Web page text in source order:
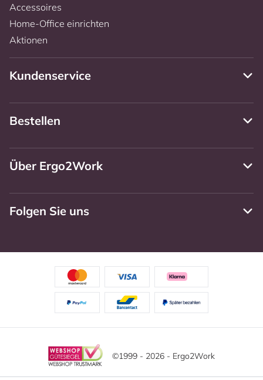
Accessoires
Home-Office einrichten
Aktionen
Kundenservice
Bestellen
Über Ergo2Work
Folgen Sie uns
©1999 - 2026 - Ergo2Work